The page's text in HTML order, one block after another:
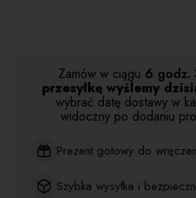
Zamów w ciągu 6 godz.
przesyłkę wyślemy
wybrać datę dostawy w
widoczny po dodaniu
Prezent gotowy do
Szybka wysyłka i